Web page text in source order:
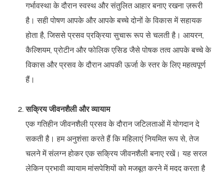
गर्भावस्था के दौरान स्वस्थ और संतुलित आहार बनाए रखना ज़रूरी
है। सही पोषण आपके और आपके बच्चे दोनों के विकास में सहायक
होता है, जिससे प्रसव प्रक्रिया सुचारू रूप से चलती है। आयरन,
कैल्शियम, प्रोटीन और फोलिक एसिड जैसे पोषक तत्व आपके बच्चे के
विकास और प्रसव के दौरान आपकी ऊर्जा के स्तर के लिए महत्वपूर्ण
हैं।
सक्रिय जीवनशैली और व्यायाम
एक गतिहीन जीवनशैली प्रसव के दौरान जटिलताओं में योगदान दे
सकती है। हम अनुशंसा करते हैं कि महिलाएं नियमित रूप से, तेज
चलने में संलग्न होकर एक सक्रिय जीवनशैली बनाए रखें। यह सरल
लेकिन प्रभावी व्यायाम मांसपेशियों को मजबूत करने में मदद करता है